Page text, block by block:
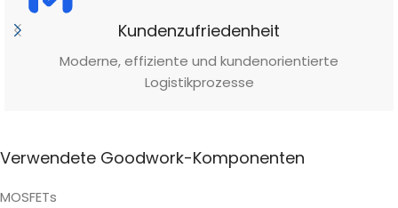
Kundenzufriedenheit
Moderne, effiziente und kundenorientierte
Logistikprozesse
Verwendete Goodwork-Komponenten
MOSFETs